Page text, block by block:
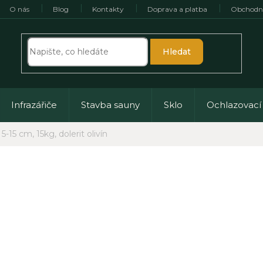
O nás Blog Kontakty Doprava a platba
Hledat
Infrazářiče Stavba sauny Sklo
15 cm, 15kg, dolerit olivín